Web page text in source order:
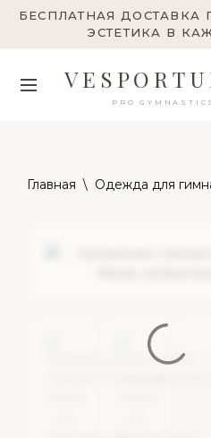
БЕСПЛАТНАЯ ДОСТАВКА
ЭСТЕТИКА В
PRO GYMNASTICS
Главная \ Одежда для